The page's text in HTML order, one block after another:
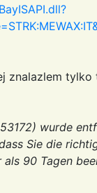
znalazlem
wurde
Sie die
90 Tagen